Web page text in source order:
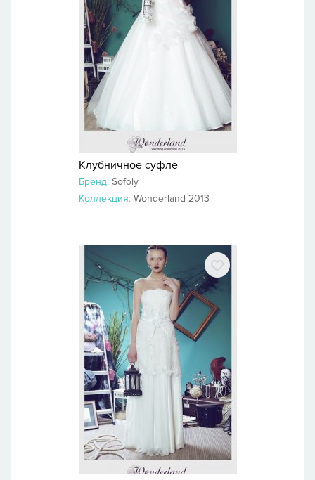
Клубничное суфле
Бренд: Sofoly
Коллекция: Wonderland 2013